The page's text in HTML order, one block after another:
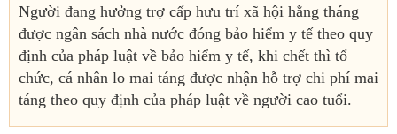
Người đang hưởng trợ cấp hưu trí xã hội hằng tháng
được ngân sách nhà nước đóng bảo hiểm y tế theo quy
định của pháp luật về bảo hiểm y tế, khi chết thì tổ
chức, cá nhân lo mai táng được nhận hỗ trợ chi phí mai
táng theo quy định của pháp luật về người cao tuổi.